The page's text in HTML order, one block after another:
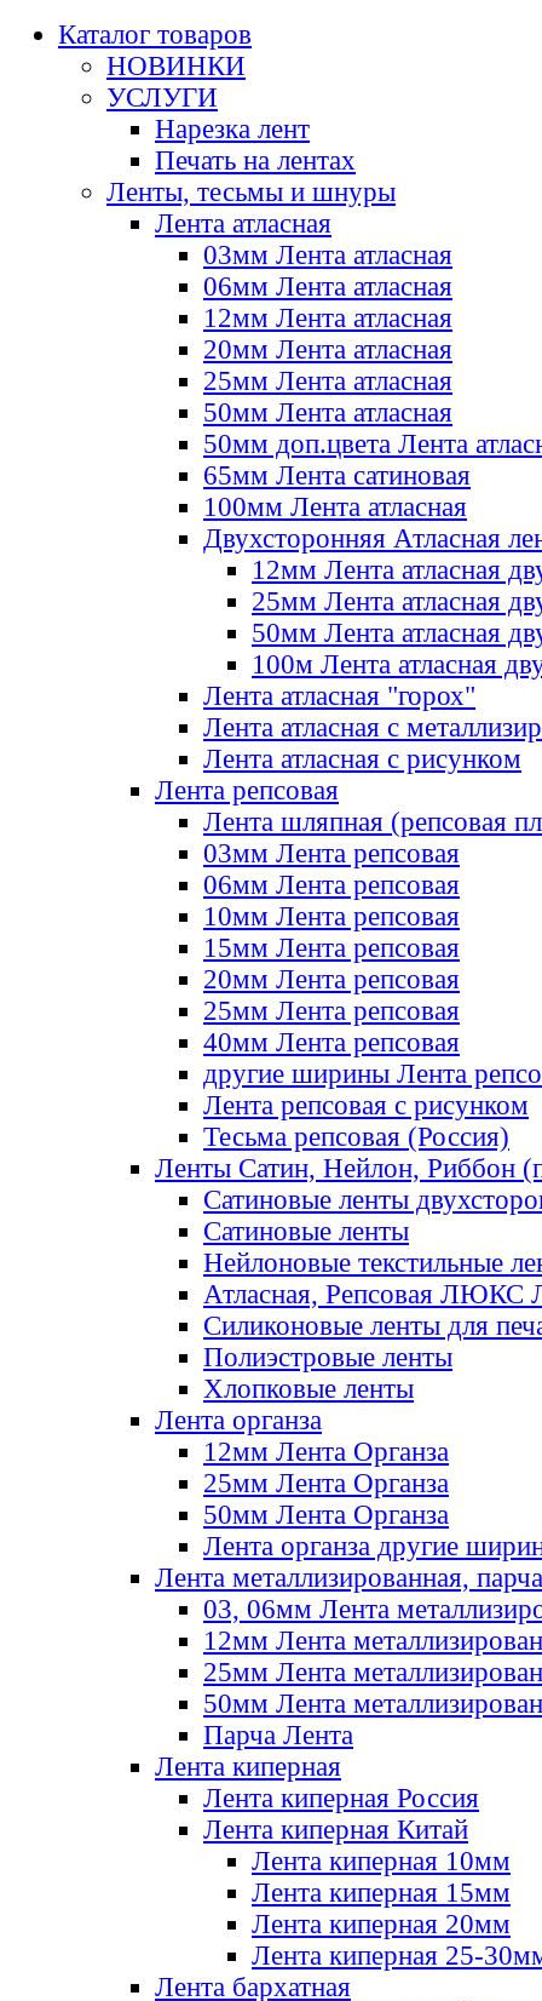
Каталог товаров
НОВИНКИ
УСЛУГИ
Нарезка лент
Печать на лентах
Ленты, тесьмы и шнуры
Лента атласная
03мм Лента атласная
06мм Лента атласная
12мм Лента атласная
20мм Лента атласная
25мм Лента атласная
50мм Лента атласная
50мм доп.цвета Лента
65мм Лента сатиновая
100мм Лента атласная
Двухсторонняя Атласная
12мм Лента атласная
25мм Лента атласная
50мм Лента атласная
100м Лента атласная
Лента атласная "горох"
Лента атласная с
Лента атласная с рисунком
Лента репсовая
Лента шляпная (репсовая
03мм Лента репсовая
06мм Лента репсовая
10мм Лента репсовая
15мм Лента репсовая
20мм Лента репсовая
25мм Лента репсовая
40мм Лента репсовая
другие ширины Лента
Лента репсовая с рисунком
Тесьма репсовая (Россия)
Ленты Сатин, Нейлон, Риббон
Сатиновые ленты
Сатиновые ленты
Нейлоновые текстильные
Атласная, Репсовая ЛЮКС
Силиконовые ленты для
Полиэстровые ленты
Хлопковые ленты
Лента органза
12мм Лента Органза
25мм Лента Органза
50мм Лента Органза
Лента органза другие
Лента металлизированная, парча
03, 06мм Лента
12мм Лента
25мм Лента
50мм Лента
Парча Лента
Лента киперная
Лента киперная Россия
Лента киперная Китай
Лента киперная 10мм
Лента киперная 15мм
Лента киперная 20мм
Лента киперная 25-
Лента бархатная